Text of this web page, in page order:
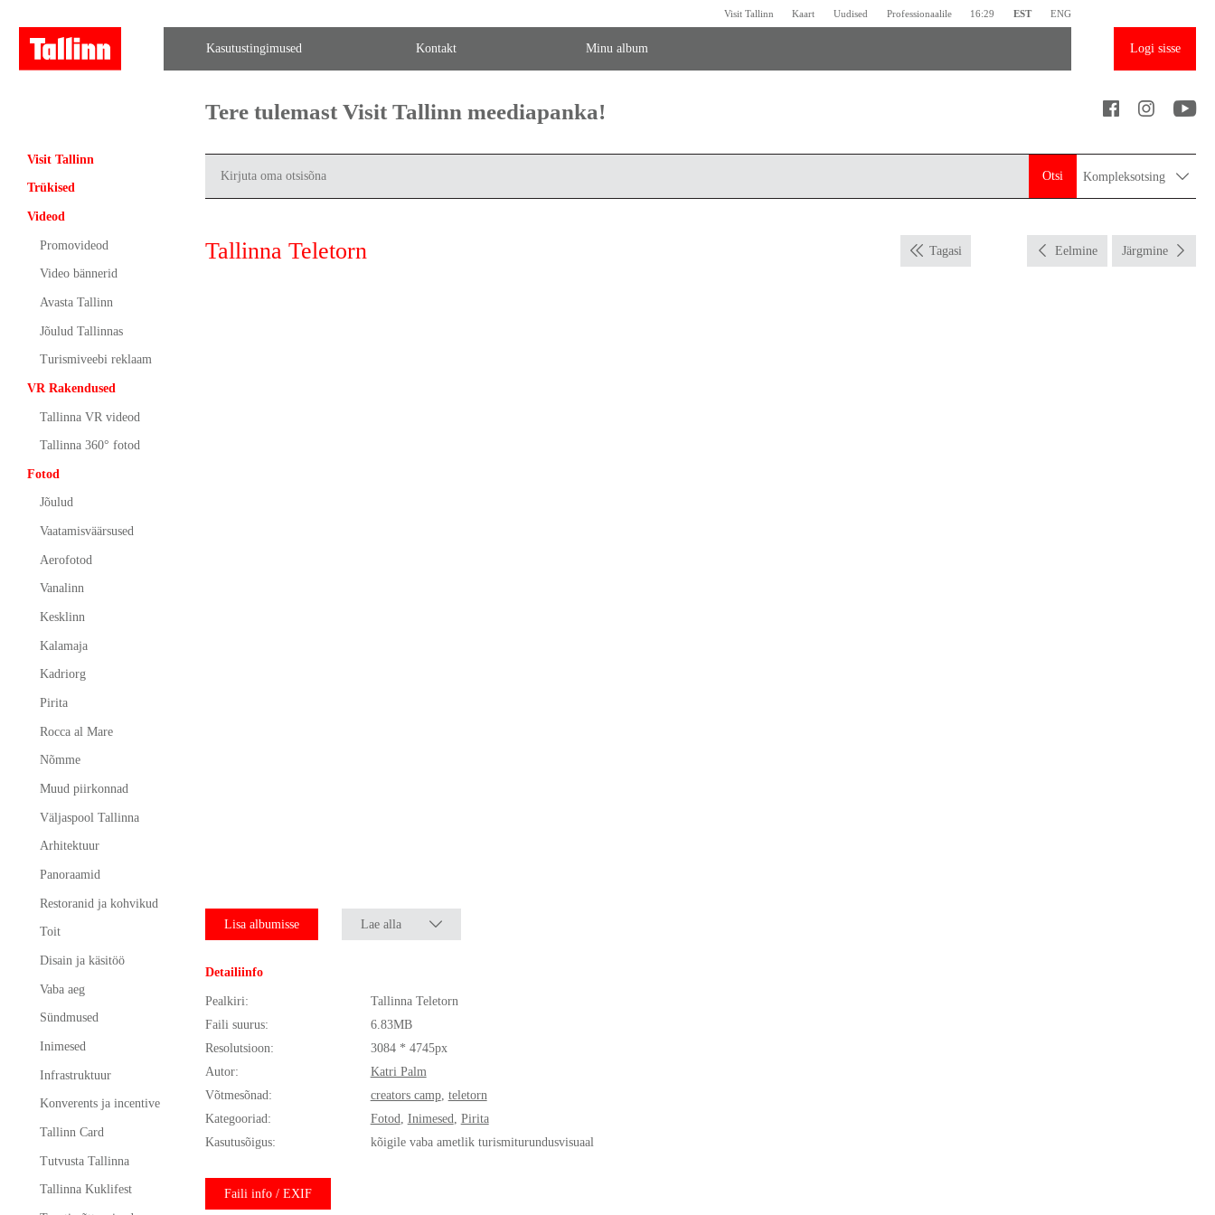
Visit Tallinn Kaart Uudised Professionaalile 16:29 EST ENG
Kasutustingimused Kontakt Minu album Logi sisse
Visit Tallinn
Trükised
Videod
Promovideod
Video bännerid
Avasta Tallinn
Jõulud Tallinnas
Turismiveebi reklaam
VR Rakendused
Tallinna VR videod
Tallinna 360° fotod
Fotod
Jõulud
Vaatamisväärsused
Aerofotod
Vanalinn
Kesklinn
Kalamaja
Kadriorg
Pirita
Rocca al Mare
Nõmme
Muud piirkonnad
Väljaspool Tallinna
Arhitektuur
Panoraamid
Restoranid ja kohvikud
Toit
Disain ja käsitöö
Vaba aeg
Sündmused
Inimesed
Infrastruktuur
Konverents ja incentive
Tallinn Card
Tutvusta Tallinna
Tallinna Kuklifest
Tere tulemast Visit Tallinn meediapanka!
Otsi Kompleksotsing
Tallinna Teletorn Tagasi Eelmine Järgmine
Lisa albumisse Lae alla
Detailiinfo
Pealkiri:
Tallinna Teletorn
Faili suurus:
6.83MB
Resolutsioon:
3084 * 4745px
Autor:
Katri Palm
Võtmesõnad:
creators camp, teletorn
Kategooriad:
Fotod Inimesed Pirita
Kasutusõigus:
kõigile vaba ametlik turismiturundusvisuaal
Faili info / EXIF